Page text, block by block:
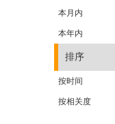
本月内
本年内
排序
按时间
按相关度